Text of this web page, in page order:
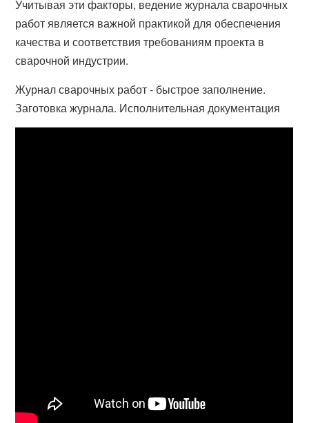
Учитывая эти факторы, ведение журнала сварочных
работ является важной практикой для обеспечения
качества и соответствия требованиям проекта в
сварочной индустрии.
Журнал сварочных работ - быстрое заполнение.
Заготовка журнала. Исполнительная документация